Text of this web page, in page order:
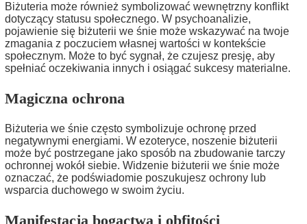
Biżuteria może również symbolizować wewnętrzny konflikt
dotyczący statusu społecznego. W psychoanalizie,
pojawienie się biżuterii we śnie może wskazywać na twoje
zmagania z poczuciem własnej wartości w kontekście
społecznym. Może to być sygnał, że czujesz presję, aby
spełniać oczekiwania innych i osiągać sukcesy materialne.
Magiczna ochrona
Biżuteria we śnie często symbolizuje ochronę przed
negatywnymi energiami. W ezoteryce, noszenie biżuterii
może być postrzegane jako sposób na zbudowanie tarczy
ochronnej wokół siebie. Widzenie biżuterii we śnie może
oznaczać, że podświadomie poszukujesz ochrony lub
wsparcia duchowego w swoim życiu.
Manifestacja bogactwa i obfitości